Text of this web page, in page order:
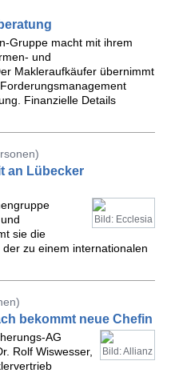
Gruppe macht mit ihrem
und
Makleraufkäufer übernimmt
Finanzielle Details
an Lübecker
Bild: Ecclesia
sie die
zu einem internationalen
bekommt neue Chefin
Bild: Allianz
AG
Rolf Wiswesser,